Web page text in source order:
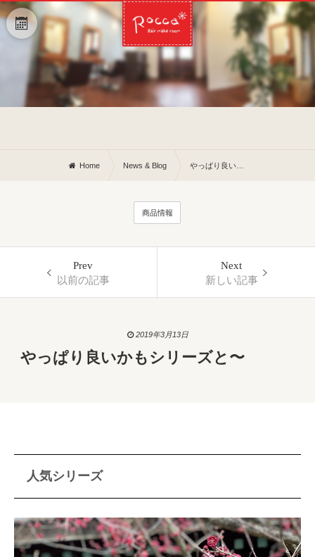
Home News & Blog やっぱり良いかもシリーズと〜
商品情報
Prev
以前の記事
Next
新しい記事
2019年3月13日
やっぱり良いかもシリーズと〜
人気シリーズ